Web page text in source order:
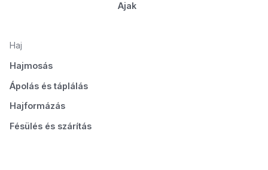
Ajak
Haj
Hajmosás
Ápolás és táplálás
Hajformázás
Fésülés és szárítás